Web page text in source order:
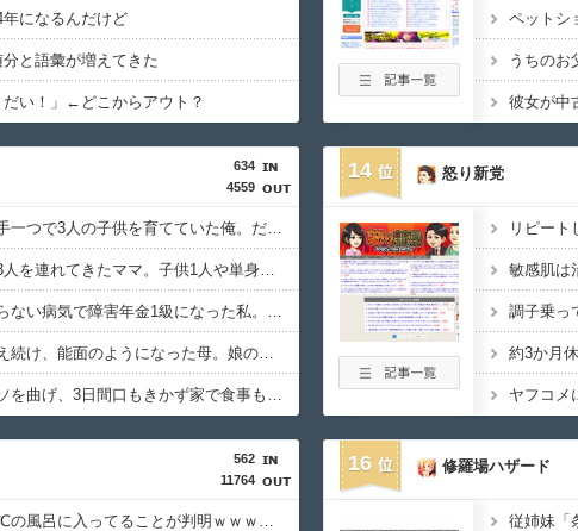
になるんだけど
と語彙が増えてきた
だい！」←どこからアウト？
634
4559
妻を亡くし、男手一つで3人の子供を育てていた俺。だが娘の担任が娘に『これからは君が家のお母さんだよ』と言い出して・・・
ランチ会に子供3人を連れてきたママ。子供1人や単身参加者と同額しか払おうとせず・・・
生涯治るかわからない病気で障害年金1級になった私。だが母に姪へのプレゼントを強要されて・・・
モラハラ父に耐え続け、能面のようになった母。娘の私が『自分の幸せを考えて』と伝えてもダメで・・・
些細なことでヘソを曲げ、3日間口もきかず家で食事もしない旦那。もうすぐ誕生日だけど・・・
14 怒り新党
リピート
敏感肌は
調子乗っ
約3か月
ヤフコメ
562
11764
【驚愕】嫁が53℃の風呂に入ってることが判明ｗｗｗｗ普通に危ないだろｗｗｗｗ
16 修羅場ハザード